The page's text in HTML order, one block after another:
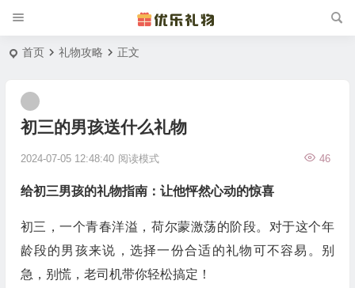
首页 礼物攻略 正文
初三的男孩送什么礼物
2024-07-05 12:48:40 46
阅读模式
给初三男孩的礼物指南：让他怦然心动的惊喜
初三，一个青春洋溢，荷尔蒙激荡的阶段。对于这个年
龄段的男孩来说，选择一份合适的礼物可不容易。别
急，别慌，老司机带你轻松搞定！